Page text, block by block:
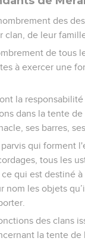
des
clan, de leur
de tous
à exercer une
la
dans la tente
ses barres,
qui forment
tous les
qui est destiné
nom les objets
des clans
la tente de